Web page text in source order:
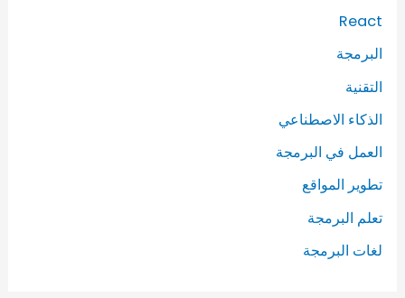
React
البرمجة
التقنية
الذكاء الاصطناعي
العمل في البرمجة
تطوير المواقع
تعلم البرمجة
لغات البرمجة